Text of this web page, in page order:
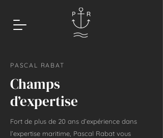
PASCAL RABAT
Champs
d’expertise
Fort de plus de 20 ans d’expérience dans
l’expertise maritime, Pascal Rabat vous